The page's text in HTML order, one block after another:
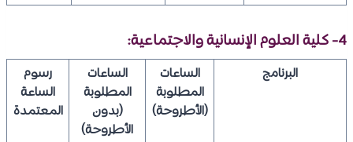
4- كلية العلوم الإنسانية والاجتماعية:
البرنامج
الساعات
المطلوبة
(الأطروحة)
الساعات
المطلوبة
(بدون
الأطروحة)
رسوم
الساعة
المعتمدة